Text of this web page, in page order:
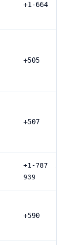
+1-664
+505
+507
+1-787 / +1-
939
+590